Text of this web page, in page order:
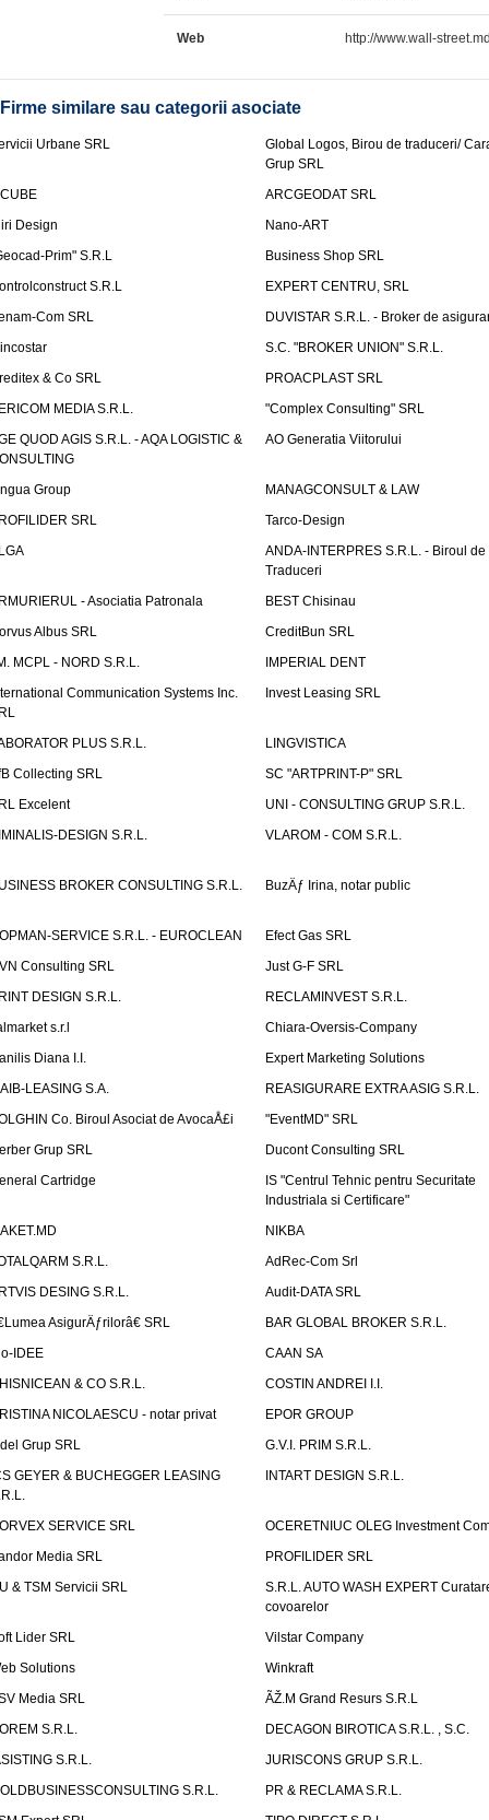
Web http://www.wall-
Firme similare sau categorii asociate
Urbane SRL
Global Logos, Birou de traduceri/
Grup SRL
ARCGEODAT SRL
Design
Nano-ART
Prim" S.R.L
Business Shop SRL
S.R.L
EXPERT CENTRU, SRL
Com SRL
DUVISTAR S.R.L. - Broker de
S.C. "BROKER UNION" S.R.L.
& Co SRL
PROACPLAST SRL
MEDIA S.R.L.
"Complex Consulting" SRL
QUOD AGIS S.R.L. - AQA LOGISTIC &
AO Generatia Viitorului
Group
MANAGCONSULT & LAW
SRL
Tarco-Design
ANDA-INTERPRES S.R.L. - Biroul de
Traduceri
- Asociatia Patronala
BEST Chisinau
Albus SRL
CreditBun SRL
MCPL - NORD S.R.L.
IMPERIAL DENT
Communication Systems Inc.
Invest Leasing SRL
PLUS S.R.L.
LINGVISTICA
Collecting SRL
SC "ARTPRINT-P" SRL
Excelent
UNI - CONSULTING GRUP S.R.L.
DESIGN S.R.L.
VLAROM - COM S.R.L.
BROKER CONSULTING S.R.L. BuzÄƒ Irina, notar public
SERVICE S.R.L. - EUROCLEAN
Efect Gas SRL
Consulting SRL
Just G-F SRL
DESIGN S.R.L.
RECLAMINVEST S.R.L.
s.r.l
Chiara-Oversis-Company
Diana I.I.
Expert Marketing Solutions
LEASING S.A.
REASIGURARE EXTRA ASIG S.R.L.
Co. Biroul Asociat de AvocaÅ£i
"EventMD" SRL
Grup SRL
Ducont Consulting SRL
Cartridge
IS "Centrul Tehnic pentru Securitate
Industriala si Certificare"
NIKBA
S.R.L.
AdRec-Com Srl
DESING S.R.L.
Audit-DATA SRL
AsigurÄƒrilorâ€ SRL
BAR GLOBAL BROKER S.R.L.
IDEE
CAAN SA
& CO S.R.L.
COSTIN ANDREI I.I.
NICOLAESCU - notar privat
EPOR GROUP
Grup SRL
G.V.I. PRIM S.R.L.
GEYER & BUCHEGGER LEASING
INTART DESIGN S.R.L.
SERVICE SRL
OCERETNIUC OLEG Investment
Media SRL
PROFILIDER SRL
& TSM Servicii SRL
S.R.L. AUTO WASH EXPERT
covoarelor
Lider SRL
Vilstar Company
Solutions
Winkraft
Media SRL
ÃŽ.M Grand Resurs S.R.L
S.R.L.
DECAGON BIROTICA S.R.L. , S.C.
S.R.L.
JURISCONS GRUP S.R.L.
S.R.L.
PR & RECLAMA S.R.L.